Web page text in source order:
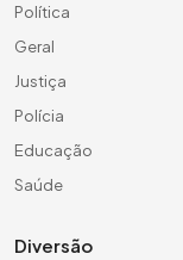
Política
Geral
Justiça
Polícia
Educação
Saúde
Diversão